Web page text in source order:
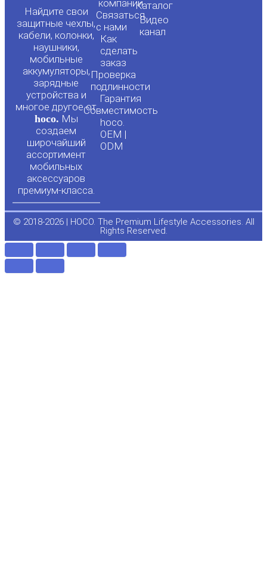
Найдите свои
защитные чехлы,
кабели, колонки,
наушники,
мобильные
аккумуляторы,
зарядные
устройства и
многое другое от
hoco. Мы
создаем
широчайший
ассортимент
мобильных
аксессуаров
премиум-класса.
компании
Связаться
с нами
Как
сделать
заказ
Проверка
подлинности
Гарантия
Совместимость
hoco.
OEM |
ODM
Каталог
Видео
канал
-
f
© 2018-2026 | HOCO. The Premium Lifestyle Accessories. All
Rights Reserved.